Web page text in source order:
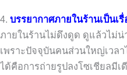
4. บรรยากาศภายในร้านเป็นเ
ภายในร้านไม่ดึงดูด ดูแล้วไม่น่
เพราะปัจจุบันคนส่วนใหญ่เวลา
ได้คือการถ่ายรูปลงโซเชียลมี